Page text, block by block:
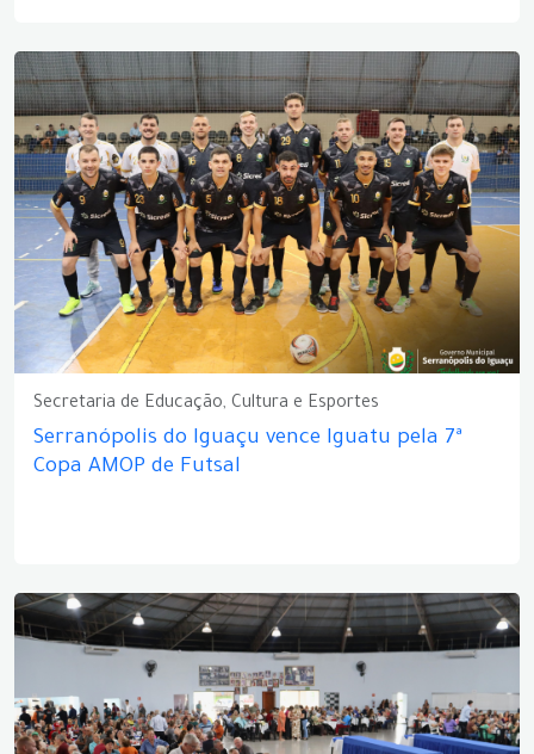
Secretaria de Educação, Cultura e Esportes
Serranópolis do Iguaçu vence Iguatu pela 7ª
Copa AMOP de Futsal